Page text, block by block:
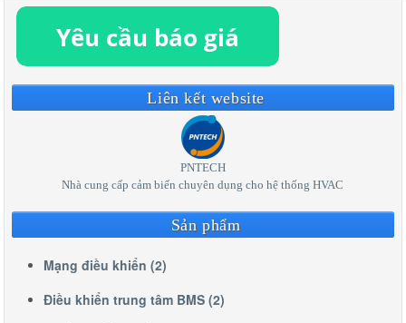
Liên kết website
PNTECH
Nhà cung cấp cảm biến chuyên dụng cho hệ thống HVAC
Sản phẩm
Mạng điều khiển (2)
Điều khiển trung tâm BMS (2)